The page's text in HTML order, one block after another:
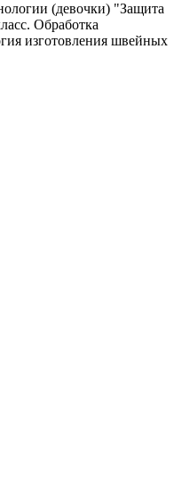
(девочки) "Защита
Обработка
изготовления швейных